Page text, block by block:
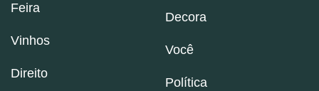
Feira
Vinhos
Direito
Decora
Você
Política